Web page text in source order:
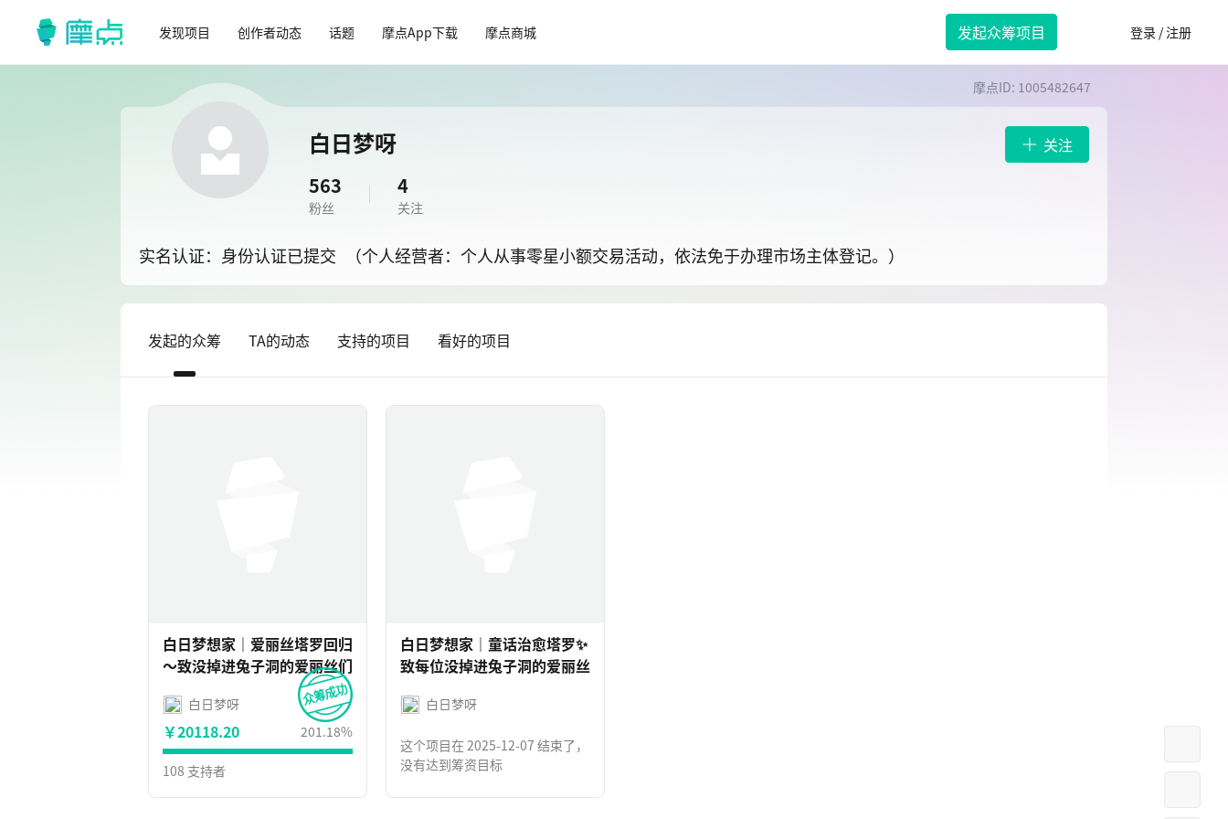
发现项目 创作者动态 话题 摩点App下载 摩点商城 发起众筹项目 登录 / 注册
摩点ID: 1005482647
白日梦呀
563
粉丝
4
关注
实名认证：身份认证已提交 （个人经营者：个人从事零星小额交易活动，依法免于办理市场主体登记。）
关注
发起的众筹 TA的动态 支持的项目 看好的项目
白日梦想家｜爱丽丝塔罗回归
～致没掉进兔子洞的爱丽丝们
白日梦呀
￥20118.20 201.18%
108 支持者
白日梦想家｜童话治愈塔罗✨
致每位没掉进兔子洞的爱丽丝
白日梦呀
这个项目在 2025-12-07 结束了，
没有达到筹资目标